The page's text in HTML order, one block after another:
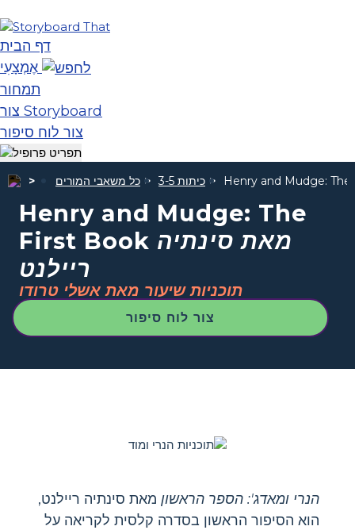
דף הבית
אֶמְצָעִי
תמחור
צור Storyboard
צור לוח סיפור
כל משאבי המורים כיתות 3-5 Henry and Mudge:
Henry and Mudge: The
First Book מאת סינתיה
ריילנט
תוכניות שיעור מאת אשלי טרודו
צור לוח סיפור
הנרי ומאדג': הספר הראשון מאת סינתיה ריילנט,
הוא הסיפור הראשון בסדרה קלסית לקריאה על